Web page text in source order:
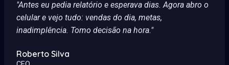
"Antes eu pedia relatório e esperava dias. Agora abro o
celular e vejo tudo: vendas do dia, metas,
inadimplência. Tomo decisão na hora."
Roberto Silva